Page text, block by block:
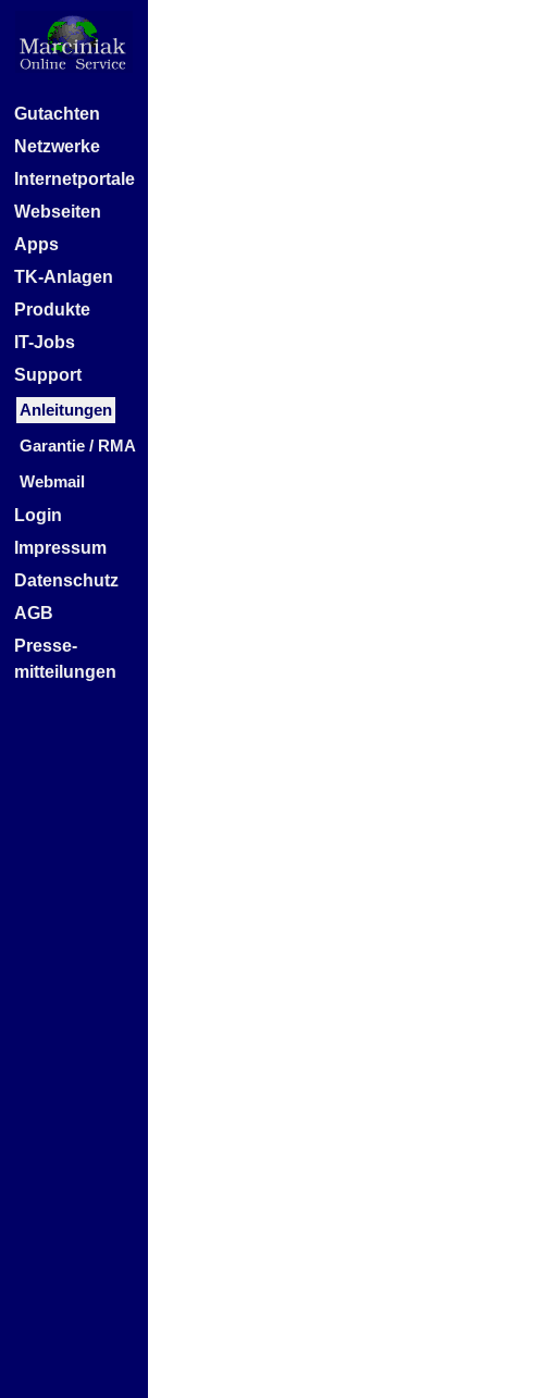
Gutachten
Netzwerke
Internetportale
Webseiten
Apps
TK-Anlagen
Produkte
IT-Jobs
Support
Anleitungen
Garantie / RMA
Webmail
Login
Impressum
Datenschutz
AGB
Presse-
mitteilungen